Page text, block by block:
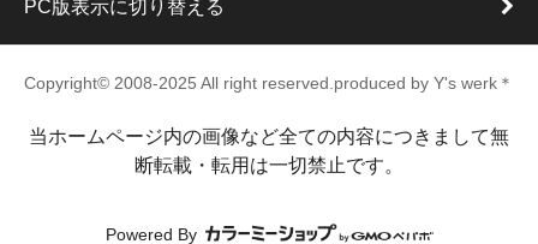
PC版表示に切り替える
Copyright© 2008-2025 All right reserved.produced by Y's werk＊
当ホームページ内の画像など全ての内容につきまして無
断転載・転用は一切禁止です。
Powered By